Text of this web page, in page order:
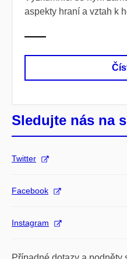
aspekty hraní a vztah k
Sledujte nás na
Twitter
Facebook
Instagram